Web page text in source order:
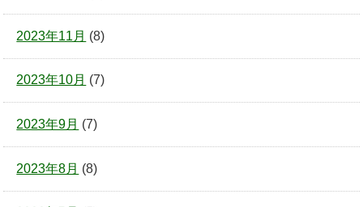
2023年11月 (8)
2023年10月 (7)
2023年9月 (7)
2023年8月 (8)